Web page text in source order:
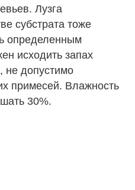
Лузга
субстрата тоже
определенным
исходить запах
не допустимо
примесей. Влажность
30%.